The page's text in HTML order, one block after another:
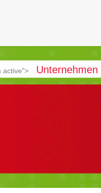
active"> Unternehmen